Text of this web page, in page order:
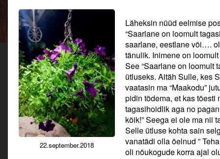
22.september.2018
Läheksin nüüd eelmise
“Saarlane on loomult
saarlane, eestlane või….
tänulik. Inimene on
See “Saarlane on loomult
ütluseks. Aitäh Sulle, kes
vaatasin ma “Maakodu”
pidin tõdema, et kas tõesti
tagasihoidlik aga no
kõik!” Seega ei ole ma nii
Selle ütluse kohta sain
vanatädi olla öelnud ”
oli nõukogude korra ajal